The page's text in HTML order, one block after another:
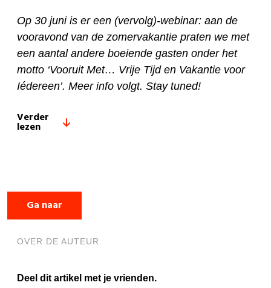
Op 30 juni is er een (vervolg)-webinar: aan de
vooravond van de zomervakantie praten we met
een aantal andere boeiende gasten onder het
motto ‘Vooruit Met… Vrije Tijd en Vakantie voor
Iédereen’. Meer info volgt. Stay tuned!
Verder
lezen
Ga naar
OVER DE AUTEUR
Deel dit artikel met je vrienden.